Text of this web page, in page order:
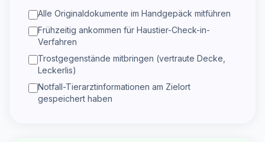
Alle Originaldokumente im Handgepäck mitführen
Frühzeitig ankommen für Haustier-Check-in-
Verfahren
Trostgegenstände mitbringen (vertraute Decke,
Leckerlis)
Notfall-Tierarztinformationen am Zielort
gespeichert haben